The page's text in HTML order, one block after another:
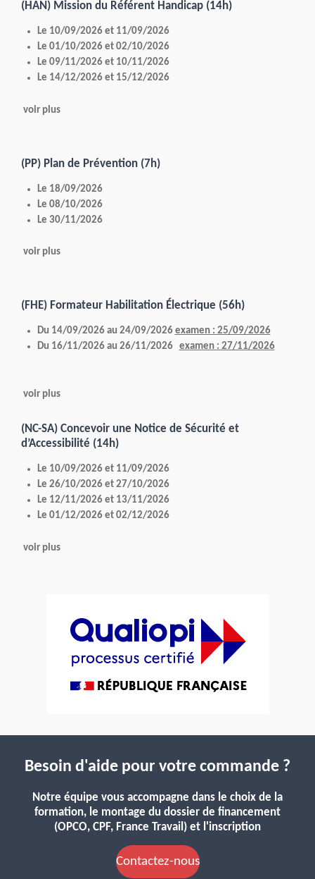
(HAN) Mission du Référent Handicap (14h)
Le 10/09/2026 et 11/09/2026
Le 01/10/2026 et 02/10/2026
Le 09/11/2026 et 10/11/2026
Le 14/12/2026 et 15/12/2026
voir plus
(PP) Plan de Prévention (7h)
Le 18/09/2026
Le 08/10/2026
Le 30/11/2026
voir plus
(FHE) Formateur Habilitation Électrique (56h)
Du 14/09/2026 au 24/09/2026 examen : 25/09/2026
Du 16/11/2026 au 26/11/2026 examen : 27/11/2026
voir plus
(NC-SA) Concevoir une Notice de Sécurité et
d’Accessibilité (14h)
Le 10/09/2026 et 11/09/2026
Le 26/10/2026 et 27/10/2026
Le 12/11/2026 et 13/11/2026
Le 01/12/2026 et 02/12/2026
voir plus
Besoin d'aide pour votre commande ?
Notre équipe vous accompagne dans le choix de la
formation, le montage du dossier de financement
(OPCO, CPF, France Travail) et l'inscription
Contactez-nous